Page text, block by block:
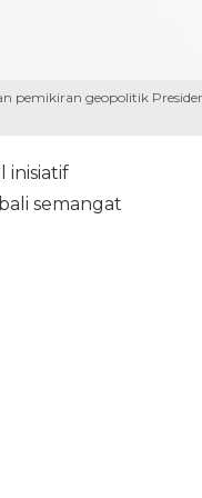
pemikiran geopolitik
inisiatif
semangat